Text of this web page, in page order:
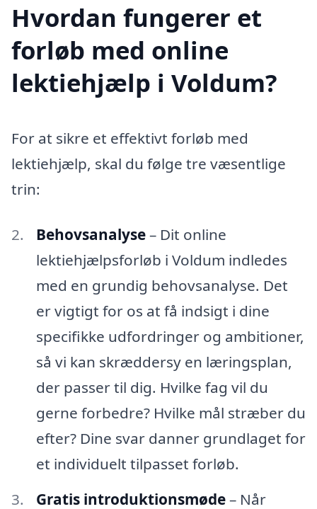
Hvordan fungerer et
forløb med online
lektiehjælp i Voldum?
For at sikre et effektivt forløb med
lektiehjælp, skal du følge tre væsentlige
trin:
Behovsanalyse– Dit online
lektiehjælpsforløb i Voldum indledes
med en grundig behovsanalyse. Det
er vigtigt for os at få indsigt i dine
specifikke udfordringer og ambitioner,
så vi kan skræddersy en læringsplan,
der passer til dig. Hvilke fag vil du
gerne forbedre? Hvilke mål stræber du
efter? Dine svar danner grundlaget for
et individuelt tilpasset forløb.
Gratis introduktionsmøde– Når